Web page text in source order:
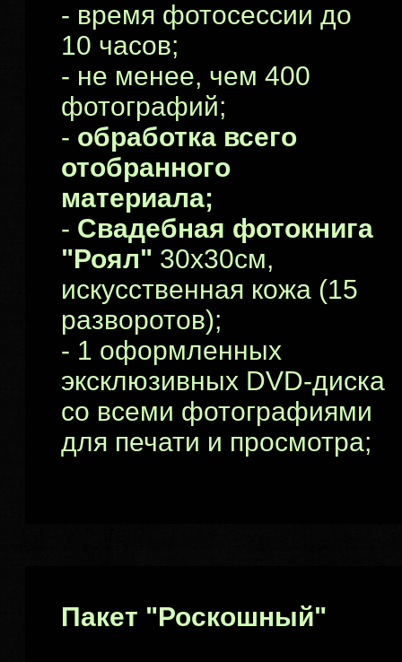
- время фотосессии до
10 часов;
- не менее, чем 400
фотографий;
- обработка всего
отобранного
материала;
- Свадебная фотокнига
"Роял" 30х30см,
искусственная кожа (15
разворотов);
- 1 оформленных
эксклюзивных DVD-диска
со всеми фотографиями
для печати и просмотра;
Пакет "Роскошный"